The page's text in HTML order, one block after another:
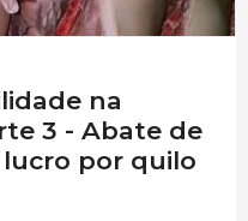
na
3 - Abate de
lucro por quilo